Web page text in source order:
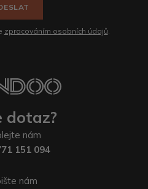
zpracováním osobních údajů
dotaz?
nám
151 094
nám